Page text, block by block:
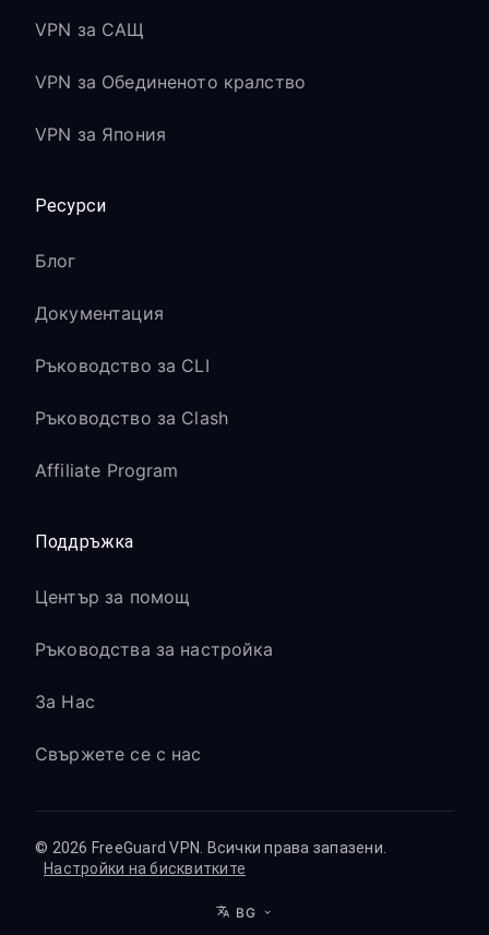
VPN за САЩ
VPN за Обединеното кралство
VPN за Япония
Ресурси
Блог
Документация
Ръководство за CLI
Ръководство за Clash
Affiliate Program
Поддръжка
Център за помощ
Ръководства за настройка
За Нас
Свържете се с нас
© 2026 FreeGuard VPN. Всички права запазени.
Настройки на бисквитките
BG